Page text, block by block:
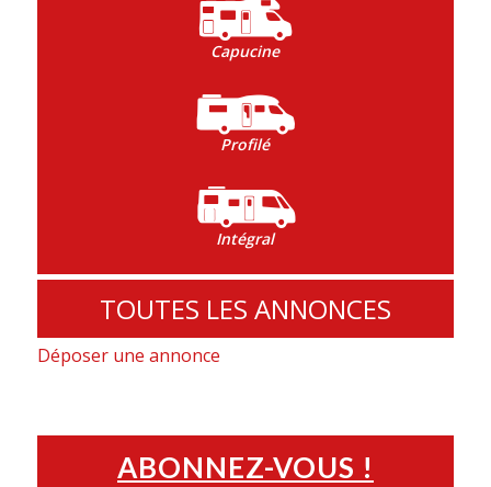
Capucine
Profilé
Intégral
TOUTES LES ANNONCES
Déposer une annonce
ABONNEZ-VOUS !